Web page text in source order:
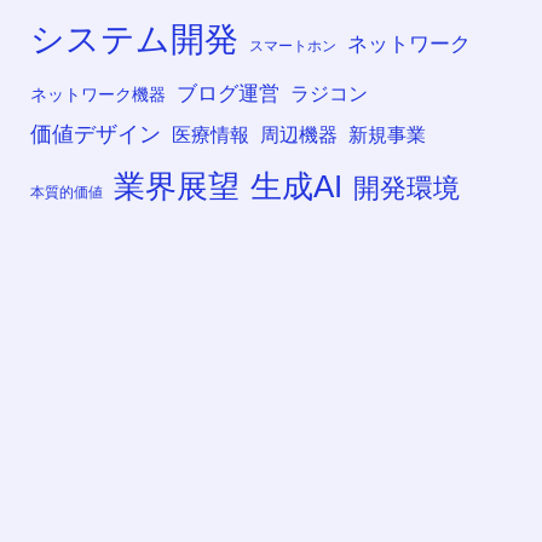
システム開発 スマートホン ネットワーク
ネットワーク機器 ブログ運営 ラジコン
価値デザイン 医療情報 周辺機器 新規事業
本質的価値 業界展望 生成AI 開発環境